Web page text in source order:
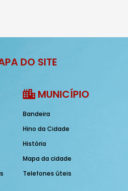
DO SITE
MUNICÍPIO
Bandeira
Hino da Cidade
História
Mapa da cidade
Telefones úteis